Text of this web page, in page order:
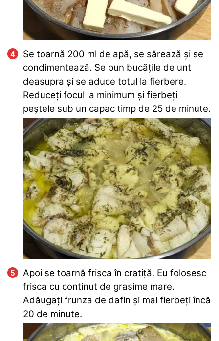
Se toarnă 200 ml de apă, se sărează și se
condimentează. Se pun bucățile de unt
deasupra și se aduce totul la fierbere.
Reduceți focul la minimum și fierbeți
peștele sub un capac timp de 25 de minute.
Apoi se toarnă frisca în cratiță. Eu folosesc
frisca cu continut de grasime mare.
Adăugați frunza de dafin și mai fierbeți încă
20 de minute.